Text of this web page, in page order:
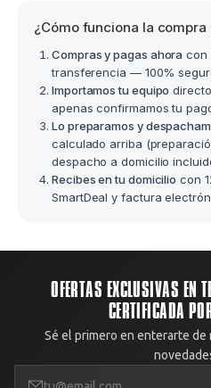
¿Cómo funciona la compra
Compras y pagas ahora con
transferencia — 100%
Importamos tu equipo
apenas confirmamos tu
Lo preparamos y
calculado arriba
despacho a domicilio
Recibes en tu domicilio con
SmartDeal y factura
OFERTAS EXCLUSIVAS EN
CERTIFICADA
Sé el primero en enterarte